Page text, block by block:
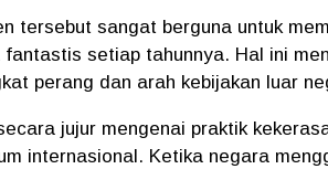
tersebut sangat berguna untuk
setiap tahunnya. Hal ini
perang dan arah kebijakan luar
jujur mengenai praktik
internasional. Ketika negara